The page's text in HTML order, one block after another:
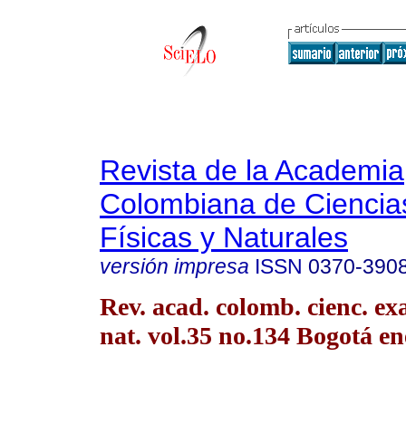
Revista de la Academia
Colombiana de
Físicas y Naturales
versión impresa ISSN 0370-
Rev. acad. colomb. cienc.
nat. vol.35 no.134 Bogotá